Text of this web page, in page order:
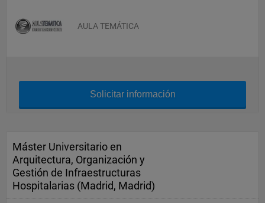
AULA TEMÁTICA
Solicitar información
Máster Universitario en
Arquitectura, Organización y
Gestión de Infraestructuras
Hospitalarias (Madrid, Madrid)